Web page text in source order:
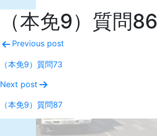
（本免9）質問86
Previous post
（本免9）質問73
Next post
（本免9）質問87